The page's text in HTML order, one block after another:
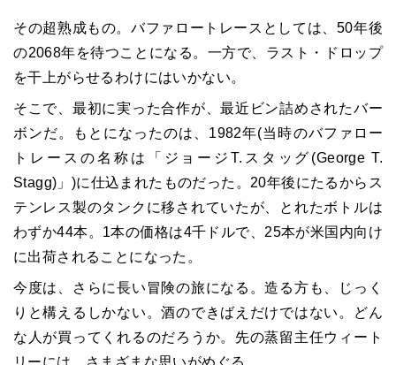
その超熟成もの。バファロートレースとしては、50年後
の2068年を待つことになる。一方で、ラスト・ドロップ
を干上がらせるわけにはいかない。
そこで、最初に実った合作が、最近ビン詰めされたバー
ボンだ。もとになったのは、1982年(当時のバファロー
トレースの名称は「ジョージT.スタッグ(George T.
Stagg)」)に仕込まれたものだった。20年後にたるからス
テンレス製のタンクに移されていたが、とれたボトルは
わずか44本。1本の価格は4千ドルで、25本が米国内向け
に出荷されることになった。
今度は、さらに長い冒険の旅になる。造る方も、じっく
りと構えるしかない。酒のできばえだけではない。どん
な人が買ってくれるのだろうか。先の蒸留主任ウィート
リーには、さまざまな思いがめぐる。